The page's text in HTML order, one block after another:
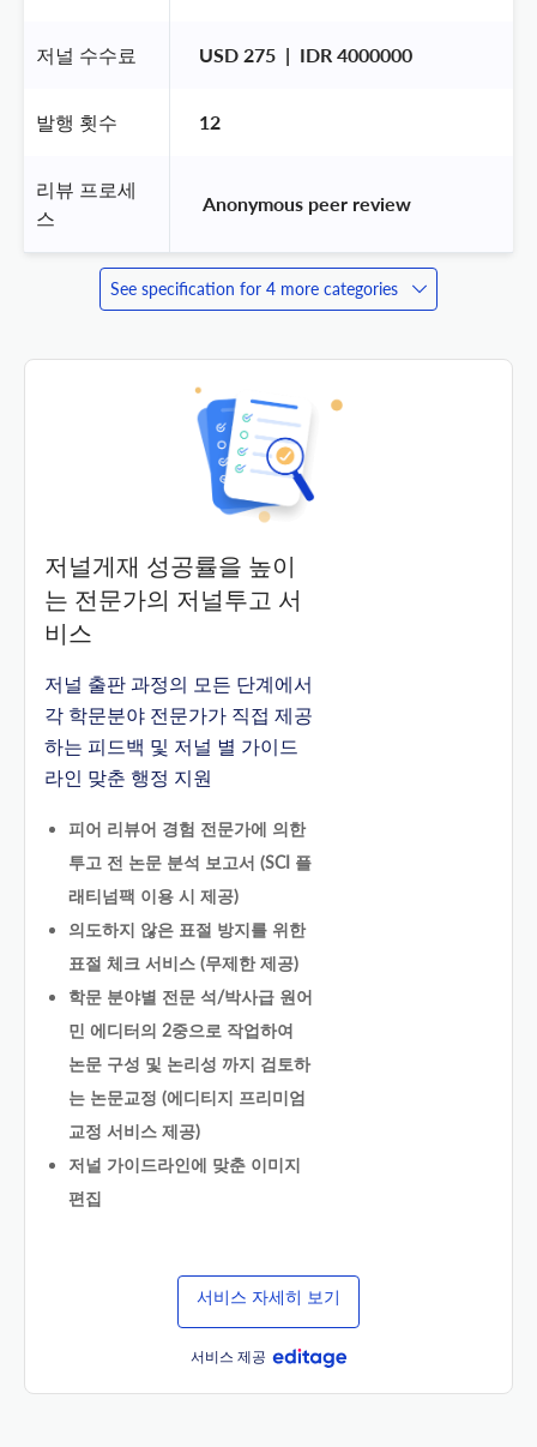
저널 수수료 USD 275  |  IDR 4000000
발행 횟수 12
리뷰 프로세
스
Anonymous peer review
See specification for 4 more categories
저널게재 성공률을 높이
는 전문가의 저널투고 서
비스
저널 출판 과정의 모든 단계에서
각 학문분야 전문가가 직접 제공
하는 피드백 및 저널 별 가이드
라인 맞춘 행정 지원
피어 리뷰어 경험 전문가에 의한
투고 전 논문 분석 보고서 (SCI 플
래티넘팩 이용 시 제공)
의도하지 않은 표절 방지를 위한
표절 체크 서비스 (무제한 제공)
학문 분야별 전문 석/박사급 원어
민 에디터의 2중으로 작업하여
논문 구성 및 논리성 까지 검토하
는 논문교정 (에디티지 프리미엄
교정 서비스 제공)
저널 가이드라인에 맞춘 이미지
편집
서비스 자세히 보기
서비스 제공